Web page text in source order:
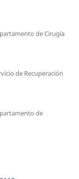
de Cirugía
de Recuperación
de